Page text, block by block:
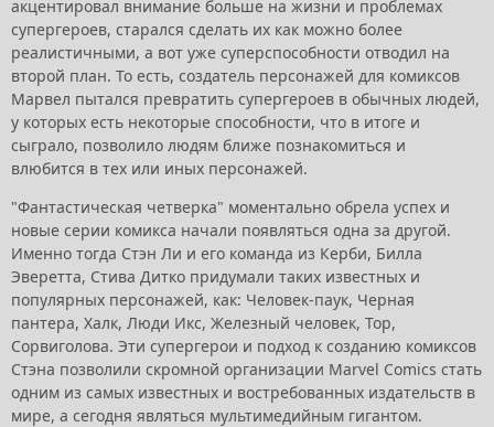
акцентировал внимание больше на жизни и проблемах
супергероев, старался сделать их как можно более
реалистичными, а вот уже суперспособности отводил на
второй план. То есть, создатель персонажей для комиксов
Марвел пытался превратить супергероев в обычных людей,
у которых есть некоторые способности, что в итоге и
сыграло, позволило людям ближе познакомиться и
влюбится в тех или иных персонажей.
"Фантастическая четверка" моментально обрела успех и
новые серии комикса начали появляться одна за другой.
Именно тогда Стэн Ли и его команда из Керби, Билла
Эверетта, Стива Дитко придумали таких известных и
популярных персонажей, как: Человек-паук, Черная
пантера, Халк, Люди Икс, Железный человек, Тор,
Сорвиголова. Эти супергерои и подход к созданию комиксов
Стэна позволили скромной организации Marvel Comics стать
одним из самых известных и востребованных издательств в
мире, а сегодня являться мультимедийным гигантом.